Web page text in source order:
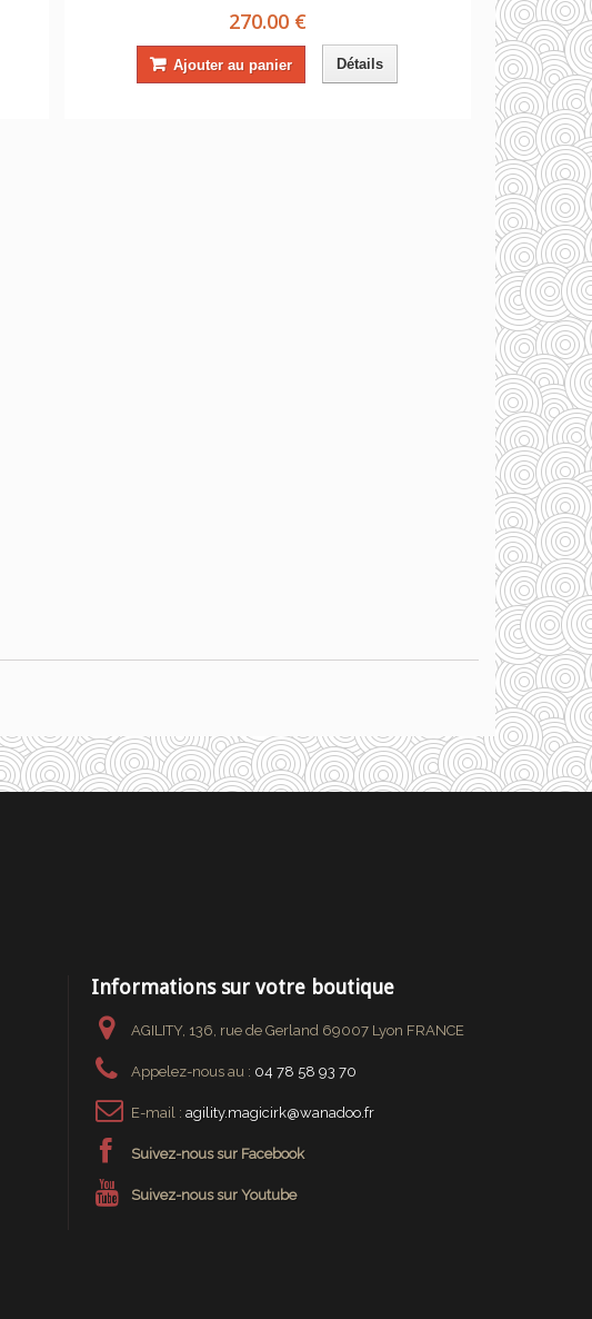
270.00 €
Ajouter au panier Détails
Informations sur votre boutique
AGILITY, 136, rue de Gerland 69007 Lyon FRANCE
Appelez-nous au : 04 78 58 93 70
E-mail : agility.magicirk@wanadoo.fr
Suivez-nous sur Facebook
Suivez-nous sur Youtube